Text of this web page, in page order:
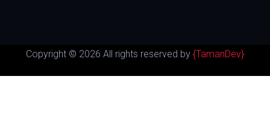
Copyright © 2026 All rights reserved by {TamanDev}